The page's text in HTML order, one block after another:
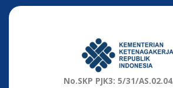
No.SKP PJK3: 5/31/